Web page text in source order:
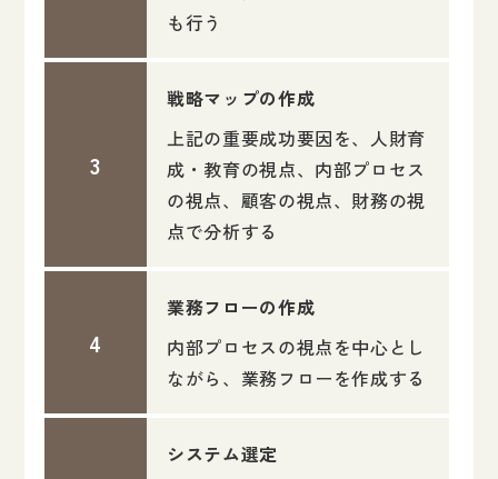
も行う
戦略マップの作成
上記の重要成功要因を、人財育
成・教育の視点、内部プロセス
の視点、顧客の視点、財務の視
点で分析する
業務フローの作成
内部プロセスの視点を中心とし
ながら、業務フローを作成する
システム選定